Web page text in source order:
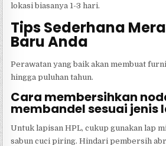
lokasi biasanya 1-3 hari.
Tips Sederhana
Baru Anda
Perawatan yang baik akan membuat
hingga puluhan tahun.
Cara membersihkan
membandel sesuai jenis
Untuk lapisan HPL, cukup gunakan lap
sabun cuci piring. Hindari pembersih